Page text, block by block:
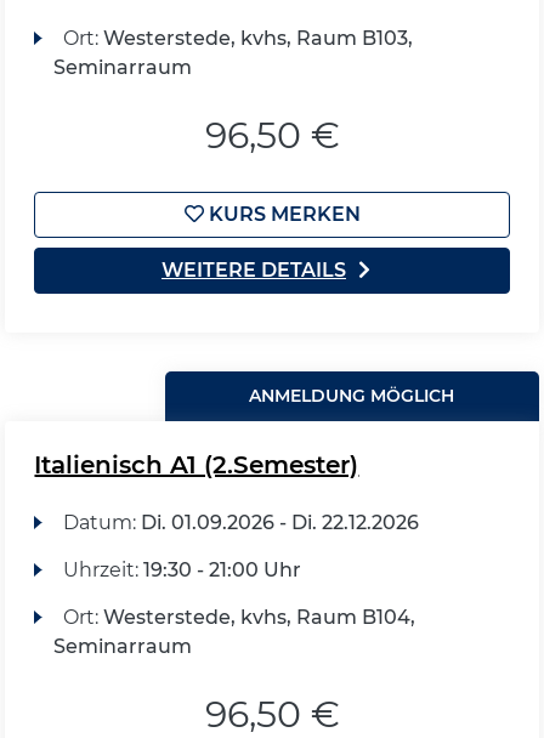
Ort: Westerstede, kvhs, Raum B103,
Seminarraum
96,50 €
KURS MERKEN
WEITERE DETAILS
ANMELDUNG MÖGLICH
Italienisch A1 (2.Semester)
Datum: Di. 01.09.2026 - Di. 22.12.2026
Uhrzeit: 19:30 - 21:00 Uhr
Ort: Westerstede, kvhs, Raum B104,
Seminarraum
96,50 €